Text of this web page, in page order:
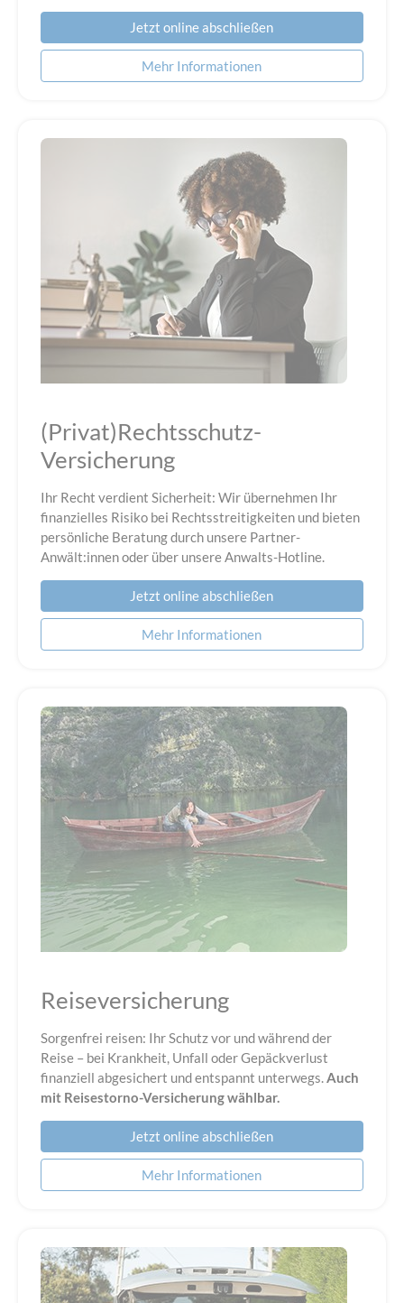
Jetzt online abschließen
Mehr Informationen
(Privat)Rechtsschutz-
Versicherung
Ihr Recht verdient Sicherheit: Wir übernehmen Ihr
finanzielles Risiko bei Rechtsstreitigkeiten und bieten
persönliche Beratung durch unsere Partner-
Anwält:innen oder über unsere Anwalts-Hotline.
Jetzt online abschließen
Mehr Informationen
Reiseversicherung
Sorgenfrei reisen: Ihr Schutz vor und während der
Reise – bei Krankheit, Unfall oder Gepäckverlust
finanziell abgesichert und entspannt unterwegs. Auch
mit Reisestorno-Versicherung wählbar.
Jetzt online abschließen
Mehr Informationen